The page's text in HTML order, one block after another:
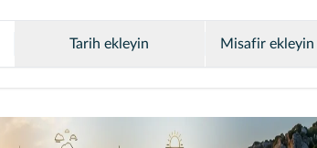
Tarih ekleyin Misafir ekleyin